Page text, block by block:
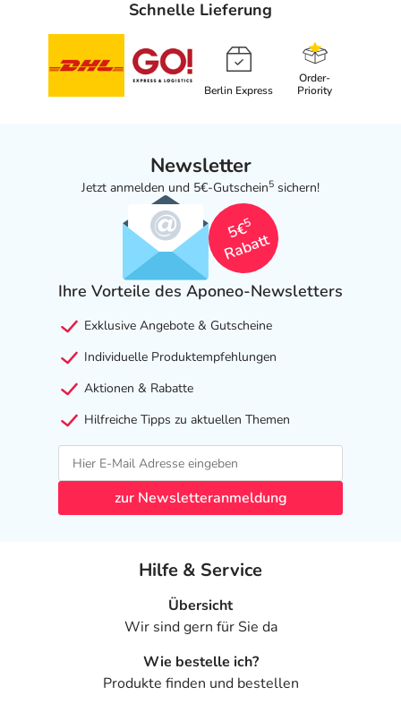
Schnelle Lieferung
Berlin Express
Order-
Priority
Newsletter
Jetzt anmelden und 5€-Gutschein5 sichern!
5€
5
Rabatt
Ihre Vorteile des Aponeo-Newsletters
Exklusive Angebote & Gutscheine
Individuelle Produktempfehlungen
Aktionen & Rabatte
Hilfreiche Tipps zu aktuellen Themen
zur Newsletteranmeldung
Hilfe & Service
Übersicht
Wir sind gern für Sie da
Wie bestelle ich?
Produkte finden und bestellen